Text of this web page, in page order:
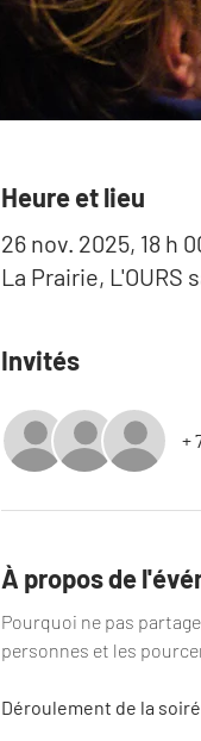
Heure et lieu
26 nov. 2025, 18 h
La Prairie, L'OURS
Invités
+
À propos de
Pourquoi ne pas
personnes et les
Déroulement de la